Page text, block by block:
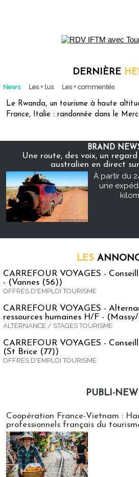
DERNIÈRE
News Les + lus Les + commentés
Le Rwanda, un tourisme à haute
France, Italie : randonnée dans le
BRAND
Une route, des voix, un
australien en direct
À partir du
une
LES
CARREFOUR VOYAGES -
- (Vannes (56))
OFFRES D'EMPLOI TOURISME
CARREFOUR VOYAGES -
ressources humaines H/F -
ALTERNANCE / STAGES TOURISME
CARREFOUR VOYAGES -
(St Brice (77))
OFFRES D'EMPLOI TOURISME
PUBLI-
Coopération France-Vietnam :
professionnels français du